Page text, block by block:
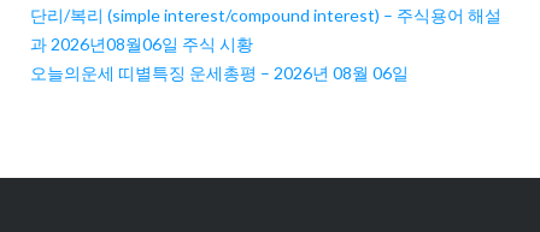
단리/복리 (simple interest/compound interest) – 주식용어 해설
과 2026년08월06일 주식 시황
오늘의운세 띠별특징 운세총평 – 2026년 08월 06일